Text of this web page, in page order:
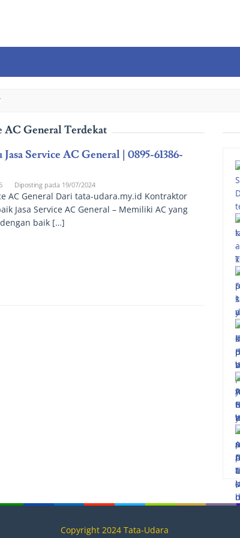
AC General Terdekat
Service AC General | 0895-61386-
Diposting pada 19/07/2024
AC General Dari tata-udara.my.id Kontraktor
Jasa Service AC General – Memiliki AC yang
baik […]
Copyright 2024 Tata-Udara